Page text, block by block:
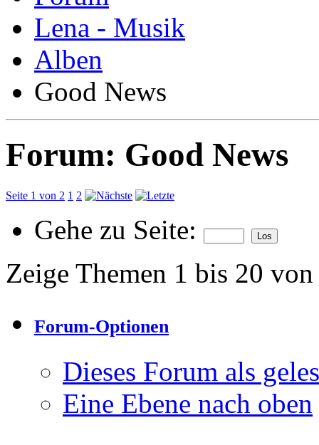
Lena - Musik
Alben
Good News
Forum: Good News
Seite 1 von 2 1 2
Gehe zu Seite:
Zeige Themen 1 bis 20
Forum-Optionen
Dieses Forum als
Eine Ebene nach oben